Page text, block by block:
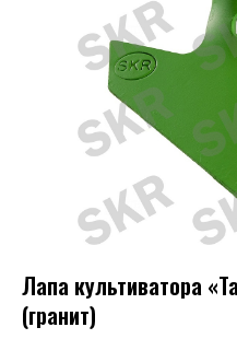
Лапа культиватора
(гранит)